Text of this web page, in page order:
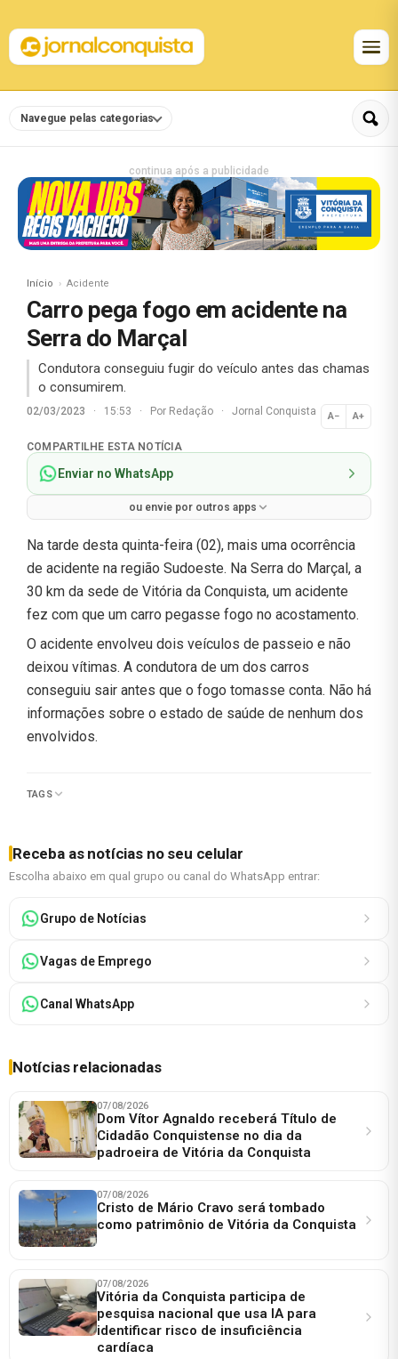
Navegue pelas categorias
continua após a publicidade
Início Acidente
Carro pega fogo em acidente na
Serra do Marçal
Condutora conseguiu fugir do veículo antes das chamas
o consumirem.
02/03/2023 · 15:53 · Por Redação · Jornal Conquista A− A+
Normal
COMPARTILHE ESTA NOTÍCIA
Enviar no WhatsApp
ou envie por outros apps
Na tarde desta quinta-feira (02), mais uma ocorrência
de acidente na região Sudoeste. Na Serra do Marçal, a
30 km da sede de Vitória da Conquista, um acidente
fez com que um carro pegasse fogo no acostamento.
O acidente envolveu dois veículos de passeio e não
deixou vítimas. A condutora de um dos carros
conseguiu sair antes que o fogo tomasse conta. Não há
informações sobre o estado de saúde de nenhum dos
envolvidos.
TAGS
Receba as notícias no seu celular
Escolha abaixo em qual grupo ou canal do WhatsApp entrar:
Grupo de Notícias
Vagas de Emprego
Canal WhatsApp
Notícias relacionadas
07/08/2026
Dom Vítor Agnaldo receberá Título de
Cidadão Conquistense no dia da
padroeira de Vitória da Conquista
07/08/2026
Cristo de Mário Cravo será tombado
como patrimônio de Vitória da Conquista
07/08/2026
Vitória da Conquista participa de
pesquisa nacional que usa IA para
identificar risco de insuficiência
cardíaca